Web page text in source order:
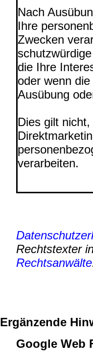
Nach
Ihre
Zwecken
die Ihre
oder wenn
Ausübung
Dies gilt
verarbeiten.
Rechtstexter
Rechtsanwälte
Ergänzende
Google Web